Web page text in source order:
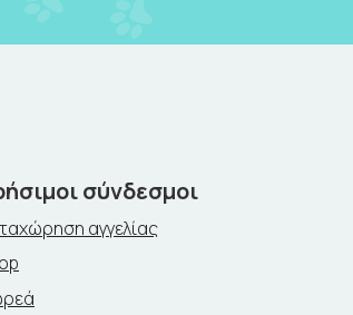
σύνδεσμοι
αγγελίας